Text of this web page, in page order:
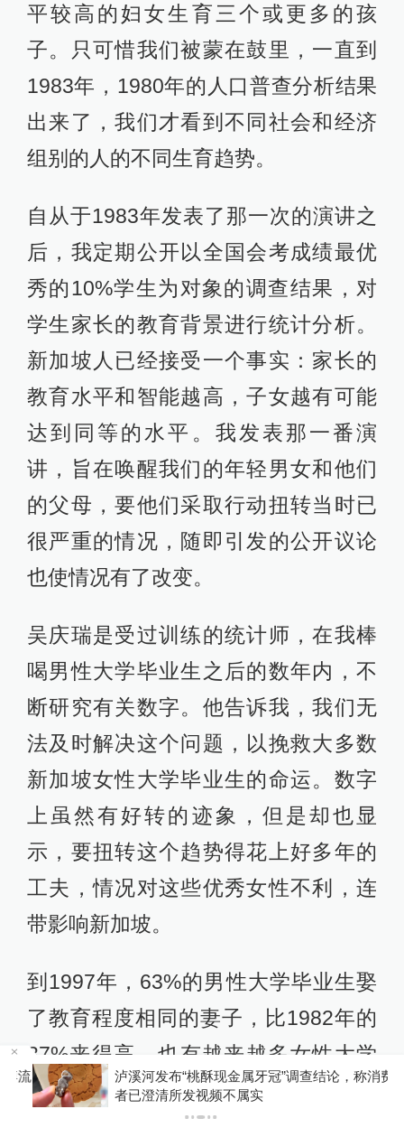
平较高的妇女生育三个或更多的孩
子。只可惜我们被蒙在鼓里，一直到
1983年，1980年的人口普查分析结果
出来了，我们才看到不同社会和经济
组别的人的不同生育趋势。
自从于1983年发表了那一次的演讲之
后，我定期公开以全国会考成绩最优
秀的10%学生为对象的调查结果，对
学生家长的教育背景进行统计分析。
新加坡人已经接受一个事实：家长的
教育水平和智能越高，子女越有可能
达到同等的水平。我发表那一番演
讲，旨在唤醒我们的年轻男女和他们
的父母，要他们采取行动扭转当时已
很严重的情况，随即引发的公开议论
也使情况有了改变。
吴庆瑞是受过训练的统计师，在我棒
喝男性大学毕业生之后的数年内，不
断研究有关数字。他告诉我，我们无
法及时解决这个问题，以挽救大多数
新加坡女性大学毕业生的命运。数字
上虽然有好转的迹象，但是却也显
示，要扭转这个趋势得花上好多年的
工夫，情况对这些优秀女性不利，连
带影响新加坡。
到1997年，63%的男性大学毕业生娶
了教育程度相同的妻子，比1982年的
37%来得高。也有越来越多女性大学
毕业生愿意下嫁非大学毕业的男士，
不再保持单身。要扭转一种根深蒂固
泸溪河发布“桃酥现金属牙冠”调查结论，称消费
者已澄清所发视频不属实